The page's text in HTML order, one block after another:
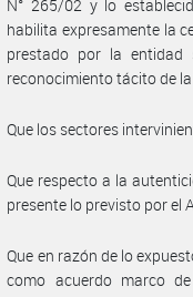
N° 265/02 y lo
habilita expresamente la
prestado por la entidad
reconocimiento tácito de
Que los sectores
Que respecto a la
presente lo previsto por el
Que en razón de lo
como acuerdo marco